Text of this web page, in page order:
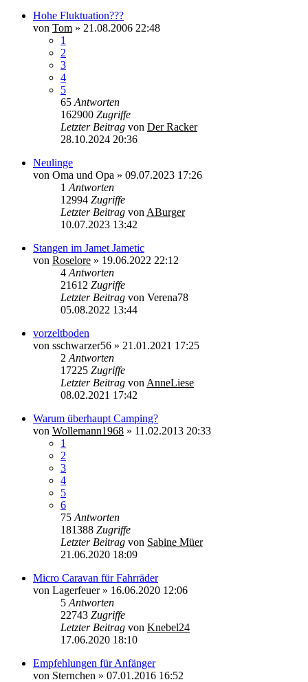
Hohe Fluktuation???
von Tom » 21.08.2006 22:48
1
2
3
4
5
65 Antworten
162900 Zugriffe
Letzter Beitrag von Der Racker
28.10.2024 20:36
Neulinge
von Oma und Opa » 09.07.2023 17:26
1 Antworten
12994 Zugriffe
Letzter Beitrag von ABurger
10.07.2023 13:42
Stangen im Jamet Jametic
von Roselore » 19.06.2022 22:12
4 Antworten
21612 Zugriffe
Letzter Beitrag von Verena78
05.08.2022 13:44
vorzeltboden
von sschwarzer56 » 21.01.2021 17:25
2 Antworten
17225 Zugriffe
Letzter Beitrag von AnneLiese
08.02.2021 17:42
Warum überhaupt Camping?
von Wollemann1968 » 11.02.2013 20:33
1
2
3
4
5
6
75 Antworten
181388 Zugriffe
Letzter Beitrag von Sabine Müer
21.06.2020 18:09
Micro Caravan für Fahrräder
von Lagerfeuer» 16.06.2020 12:06
5 Antworten
22743 Zugriffe
Letzter Beitrag von Knebel24
17.06.2020 18:10
Empfehlungen für Anfänger
von Sternchen » 07.01.2016 16:52